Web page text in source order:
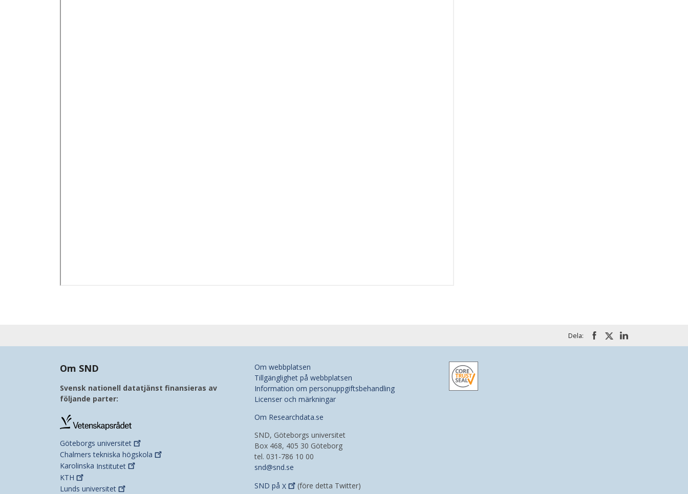
Dela:
Om SND
Svensk nationell datatjänst finansieras av
följande parter:
Göteborgs universitet
Chalmers tekniska högskola
Karolinska Institutet
KTH
Lunds universitet
Om webbplatsen
Tillgänglighet på webbplatsen
Information om personuppgiftsbehandling
Licenser och märkningar
Om Researchdata.se
SND, Göteborgs universitet
Box 468, 405 30 Göteborg
tel. 031-786 10 00
snd@snd.se
SND på X
(före detta Twitter)